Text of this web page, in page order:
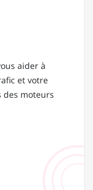
aider à
et votre
des moteurs